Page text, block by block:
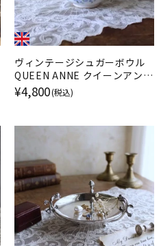
ヴィンテージシュガーボウル
QUEEN ANNE クイーンアン
勿忘草 イギリス
¥4,800(税込)